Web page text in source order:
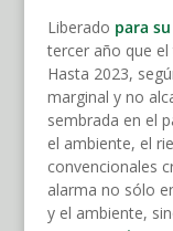
Liberado para
tercer año que
Hasta 2023,
marginal y no
sembrada en el
el ambiente, el
convencionales
alarma no sólo
y el ambiente,